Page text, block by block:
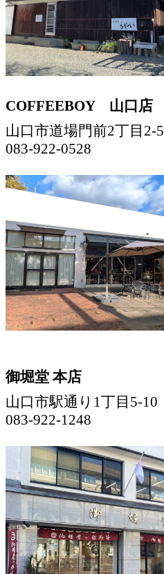
COFFEEBOY 山口店
山口市道場門前2丁目2-5
083-922-0528
御堀堂 本店
山口市駅通り1丁目5-10
083-922-1248